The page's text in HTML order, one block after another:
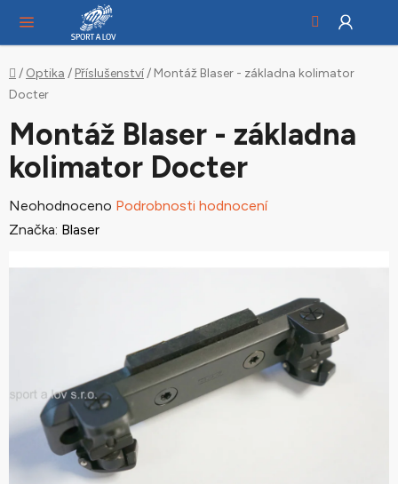
obsah
Domů
/ Optika / Příslušenství/ Montáž Blaser - základna kolimator
Docter
Montáž Blaser - základna
kolimator Docter
Průměrné
hodnocení
Neohodnoceno Podrobnosti hodnocení
Značka: Blaser